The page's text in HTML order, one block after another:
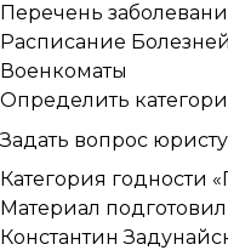
Перечень
Расписание Болезней
Военкоматы
Определить
Задать вопрос юристу
Категория годности
Материал
Константин